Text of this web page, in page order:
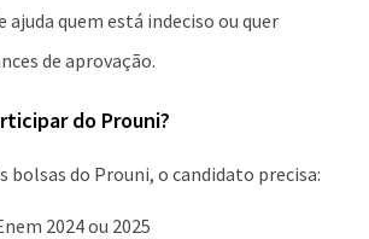
ajuda quem está indeciso ou quer
de aprovação.
do Prouni?
bolsas do Prouni, o candidato precisa:
2024 ou 2025